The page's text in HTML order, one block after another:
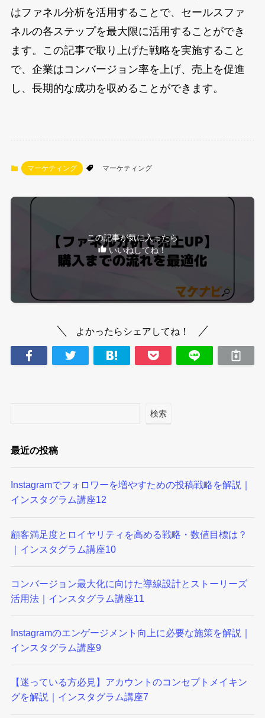
はファネル分析を活用することで、セールスファ
ネルの各ステップを最大限に活用することができ
ます。この記事で取り上げた戦略を実施すること
で、企業はコンバージョン率を上げ、売上を促進
し、長期的な成功を収めることができます。
マーケティング マーケティング
この記事が気に入ったら
いいねしてね！
よかったらシェアしてね！
検索
最近の投稿
Instagramでフォロワーを増やすための投稿戦略を解説｜
インスタグラム講座12
顧客満足度とロイヤリティを高める戦略・数値目標は？
｜インスタグラム講座10
コンバージョン最大化に向けた導線設計とストーリーズ
活用法｜インスタグラム講座11
Instagramのエンゲージメント向上に必要な施策を解説｜
インスタグラム講座9
【迷っている方必見】アカウントのコンセプトメイキン
グを解説｜インスタグラム講座7